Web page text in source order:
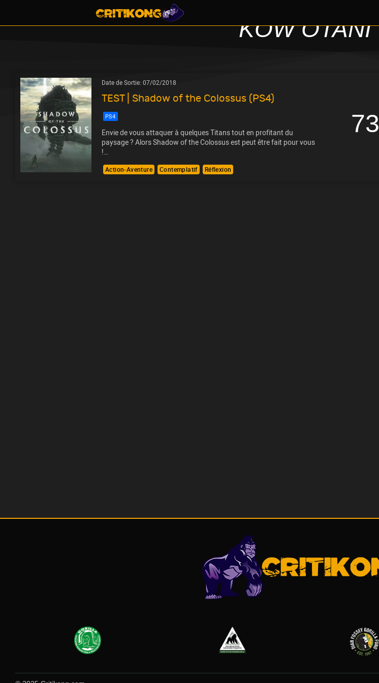
KOW OTANI
Date de Sortie: 07/02/2018
TEST | Shadow of the Colossus (PS4)
PS4
Envie de vous attaquer à quelques Titans tout en profitant du
paysage ? Alors Shadow of the Colossus est peut être fait pour vous
!…
Action-Aventure Contemplatif Réflexion
73